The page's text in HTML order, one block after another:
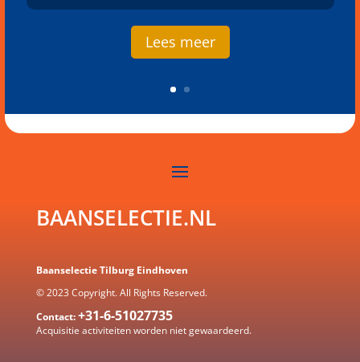
Lees meer
BAANSELECTIE.NL
Baanselectie Tilburg Eindhoven
© 2023 Copyright. All Rights Reserved.
Contact:+31-6-51027735
Acquisitie activiteiten wordenniet gewaardeerd.